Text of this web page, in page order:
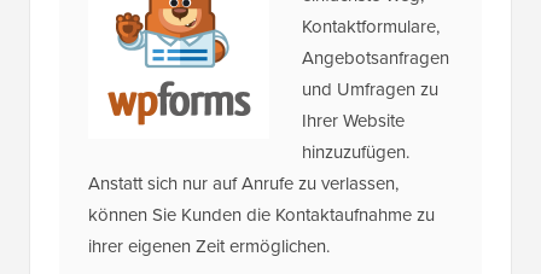
Kontaktformulare,
Angebotsanfragen
und Umfragen zu
Ihrer Website
hinzuzufügen.
Anstatt sich nur auf Anrufe zu verlassen,
können Sie Kunden die Kontaktaufnahme zu
ihrer eigenen Zeit ermöglichen.